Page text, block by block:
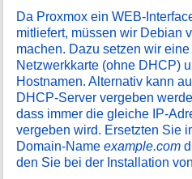
Da Proxmox ein WEB-
mitliefert, müssen wir Debian
machen. Dazu setzen wir
Netzwerkkarte (ohne DHCP)
Hostnamen. Alternativ kann
DHCP-Server vergeben
dass immer die gleiche IP-
vergeben wird. Ersetzten Sie
Domain-Nameexample.com
den Sie bei der Installation